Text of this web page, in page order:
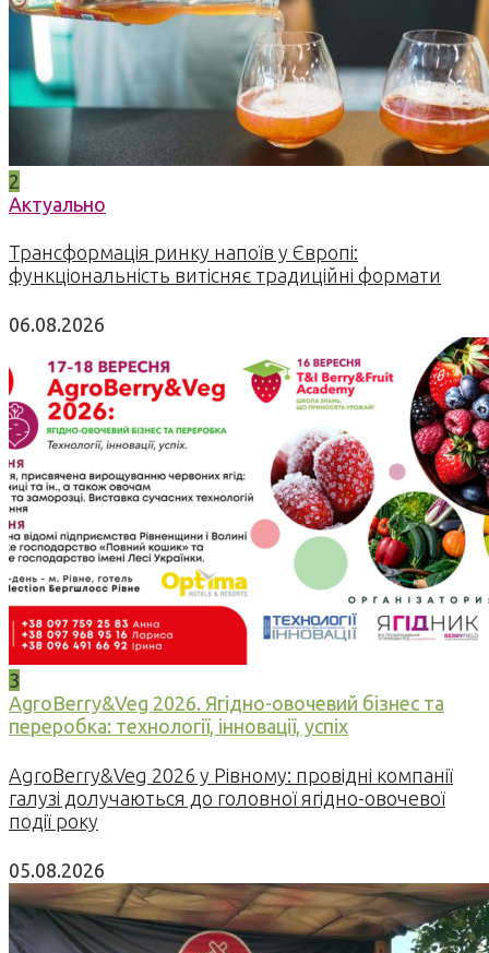
2
Актуально
Трансформація ринку напоїв у Європі:
функціональність витісняє традиційні формати
06.08.2026
3
AgroBerry&Veg 2026. Ягідно-овочевий бізнес та
переробка: технології, інновації, успіх
AgroBerry&Veg 2026 у Рівному: провідні компанії
галузі долучаються до головної ягідно-овочевої
події року
05.08.2026